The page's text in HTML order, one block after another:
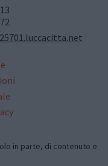
in parte, di contenuto e